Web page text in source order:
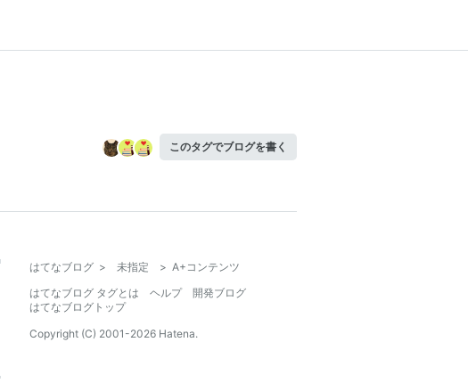
このタグでブログを書く
はてなブログ > 未指定 > A+コンテンツ
はてなブログ タグとは
ヘルプ
開発ブログ
はてなブログトップ
Copyright (C) 2001-2026 Hatena.